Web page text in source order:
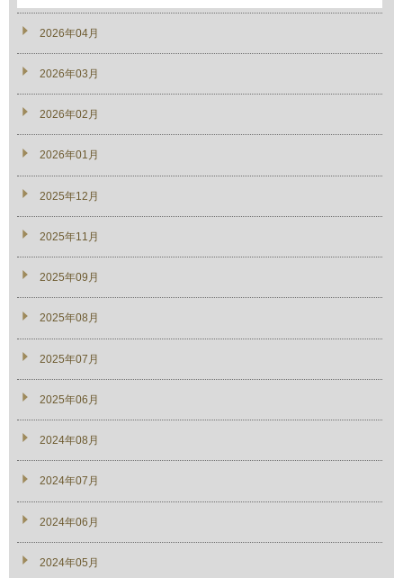
2026年04月
2026年03月
2026年02月
2026年01月
2025年12月
2025年11月
2025年09月
2025年08月
2025年07月
2025年06月
2024年08月
2024年07月
2024年06月
2024年05月